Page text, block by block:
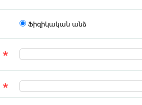
Ֆիզիկական անձ